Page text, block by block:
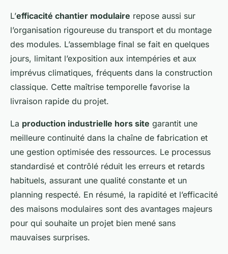
L’efficacité chantier modulaire repose aussi sur
l’organisation rigoureuse du transport et du montage
des modules. L’assemblage final se fait en quelques
jours, limitant l’exposition aux intempéries et aux
imprévus climatiques, fréquents dans la construction
classique. Cette maîtrise temporelle favorise la
livraison rapide du projet.
La production industrielle hors site garantit une
meilleure continuité dans la chaîne de fabrication et
une gestion optimisée des ressources. Le processus
standardisé et contrôlé réduit les erreurs et retards
habituels, assurant une qualité constante et un
planning respecté. En résumé, la rapidité et l’efficacité
des maisons modulaires sont des avantages majeurs
pour qui souhaite un projet bien mené sans
mauvaises surprises.